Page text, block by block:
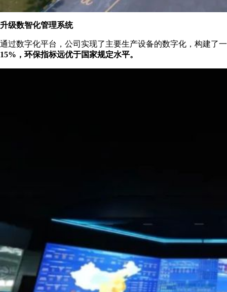
升级数智化管理系统
通过数字化平台，公司实现了主要生产设备的数字化，构建了
15%，环保指标远优于国家规定水平。